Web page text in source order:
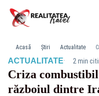
Acasă Știri Actualitate
ACTUALITATE· 2 min
Criza
războiul dintre